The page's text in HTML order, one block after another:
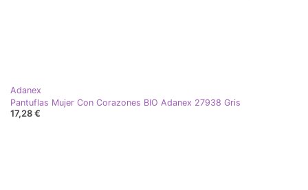
Adanex
Pantuflas Mujer Con Corazones BIO Adanex 27938 Gris
17,28 €